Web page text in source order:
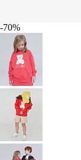
-70%